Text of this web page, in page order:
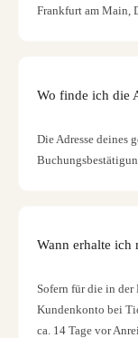
Frankfurt am Main,
Wo finde ich die
Die Adresse deines
Wann erhalte ich
Sofern für die in der
Kundenkonto bei
ca. 14 Tage vor